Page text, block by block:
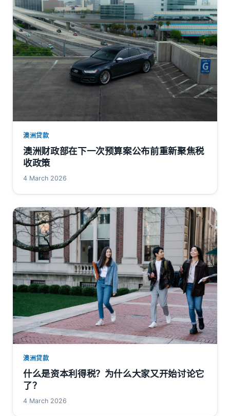
澳洲贷款
澳洲财政部在下一次预算案公布前重新聚焦税
收政策
4 March 2026
澳洲贷款
什么是资本利得税？为什么大家又开始讨论它
了？
4 March 2026